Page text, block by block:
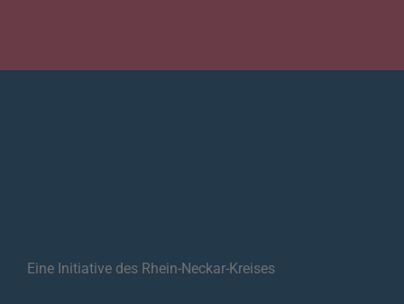
Eine Initiative des Rhein-Neckar-Kreises